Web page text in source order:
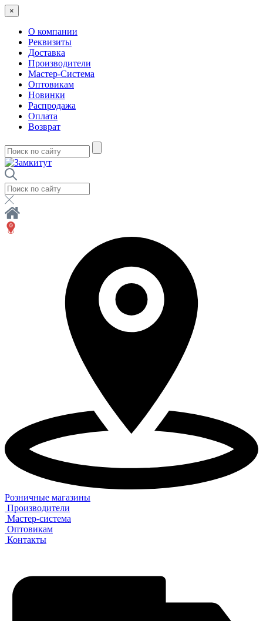
×
О компании
Реквизиты
Доставка
Производители
Мастер-Система
Оптовикам
Новинки
Распродажа
Оплата
Возврат
Розничные магазины
Производители
Мастер-система
Оптовикам
Контакты